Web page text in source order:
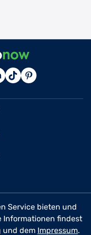
Service bieten und
Informationen findest
und dem Impressum.